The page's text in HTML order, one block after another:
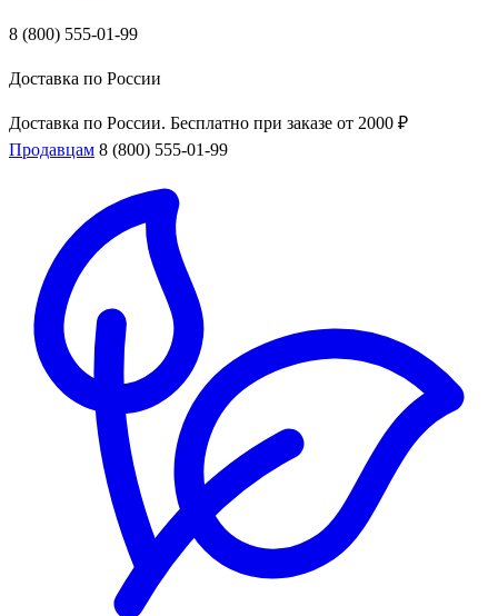
8 (800) 555-01-99
Доставка по России
Доставка по России. Бесплатно при заказе от 2000 ₽
Продавцам 8 (800) 555-01-99